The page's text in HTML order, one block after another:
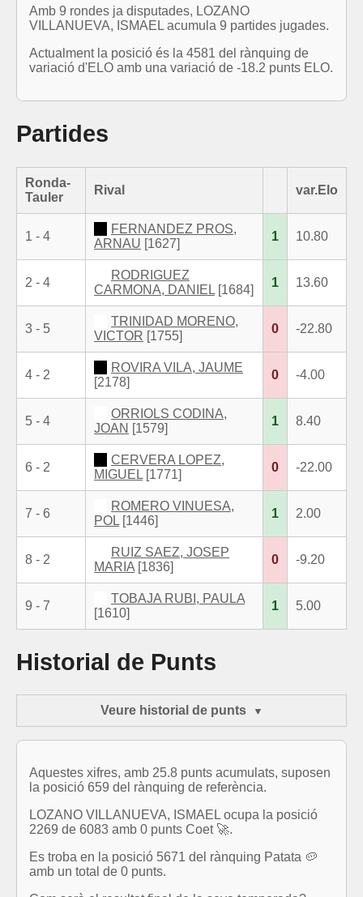
Amb 9 rondes ja disputades, LOZANO
VILLANUEVA, ISMAEL acumula 9 partides jugades.
Actualment la posició és la 4581 del rànquing de
variació d'ELO amb una variació de -18.2 punts ELO.
Partides
Ronda-
Tauler
Rival var.Elo
1 - 4
FERNANDEZ PROS,
ARNAU [1627]
1 10.80
2 - 4
RODRIGUEZ
CARMONA, DANIEL [1684]
1 13.60
3 - 5
TRINIDAD MORENO,
VICTOR [1755]
0 -22.80
4 - 2
ROVIRA VILA, JAUME
[2178]
0 -4.00
5 - 4
ORRIOLS CODINA,
JOAN [1579]
1 8.40
6 - 2
CERVERA LOPEZ,
MIGUEL [1771]
0 -22.00
7 - 6
ROMERO VINUESA,
POL [1446]
1 2.00
8 - 2
RUIZ SAEZ, JOSEP
MARIA [1836]
0 -9.20
9 - 7
TOBAJA RUBI, PAULA
[1610]
1 5.00
Historial de Punts
Veure historial de punts
Aquestes xifres, amb 25.8 punts acumulats, suposen
la posició 659 del rànquing de referència.
LOZANO VILLANUEVA, ISMAEL ocupa la posició
2269 de 6083 amb 0 punts Coet 🚀.
Es troba en la posició 5671 del rànquing Patata 🥔
amb un total de 0 punts.